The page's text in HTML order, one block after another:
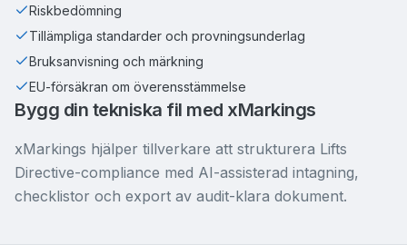
Riskbedömning
Tillämpliga standarder och provningsunderlag
Bruksanvisning och märkning
EU-försäkran om överensstämmelse
Bygg din tekniska fil med xMarkings
xMarkings hjälper tillverkare att strukturera Lifts
Directive-compliance med AI-assisterad intagning,
checklistor och export av audit-klara dokument.